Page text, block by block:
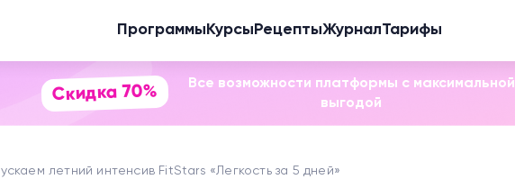
Программы Курсы РецептыЖурналТарифы
Скидка 70%
Все возможности платформы с максимальной
выгодой
летний интенсив FitStars «Легкость за 5 дней»